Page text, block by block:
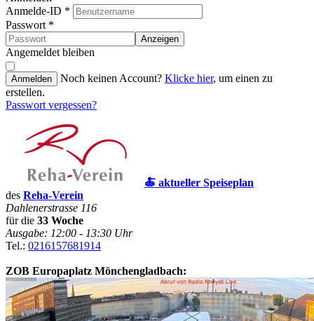
Anmelde-ID *
Passwort *
Anzeigen
Angemeldet bleiben
Anmelden Noch keinen Account? Klicke hier, um einen zu
erstellen.
Passwort vergessen?
🍝 aktueller Speiseplan
des Reha-Verein
Dahlenerstrasse 116
für die 33 Woche
Ausgabe: 12:00 - 13:30 Uhr
Tel.: 0216157681914
ZOB Europaplatz Mönchengladbach: